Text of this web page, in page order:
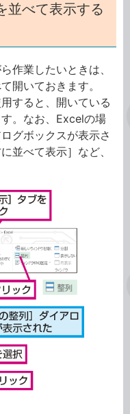
並べて表示する
作業したいときは、
開いておきます。
すると、開いている
。なお、Excelの場
グボックスが表示さ
並べて表示］など、